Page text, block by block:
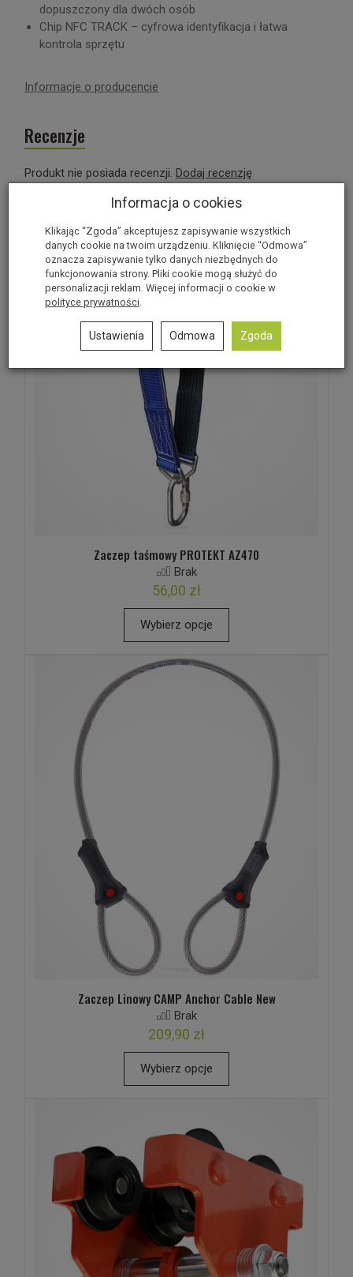
dopuszczony dla dwóch osób
Chip NFC TRACK – cyfrowa identyfikacja i łatwa
kontrola sprzętu
Informacje o producencie
Recenzje
Produkt nie posiada recenzji. Dodaj recenzję
Zaczep taśmowy PROTEKT AZ470
Brak
56,00 zł
Wybierz opcje
Zaczep Linowy CAMP Anchor Cable New
Brak
209,90 zł
Wybierz opcje
Informacja o cookies
Klikając “Zgoda” akceptujesz zapisywanie wszystkich
danych cookie na twoim urządzeniu. Kliknięcie “Odmowa”
oznacza zapisywanie tylko danych niezbędnych do
funkcjonowania strony. Pliki cookie mogą służyć do
personalizacji reklam. Więcej informacji o cookie w
polityce prywatności
Ustawienia Odmowa Zgoda